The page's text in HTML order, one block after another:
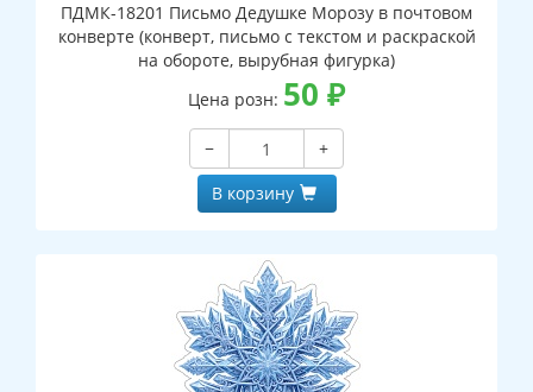
ПДМК-18201 Письмо Дедушке Морозу в почтовом
конверте (конверт, письмо с текстом и раскраской
на обороте, вырубная фигурка)
Цена розн: 50 ₽
−
+
В корзину